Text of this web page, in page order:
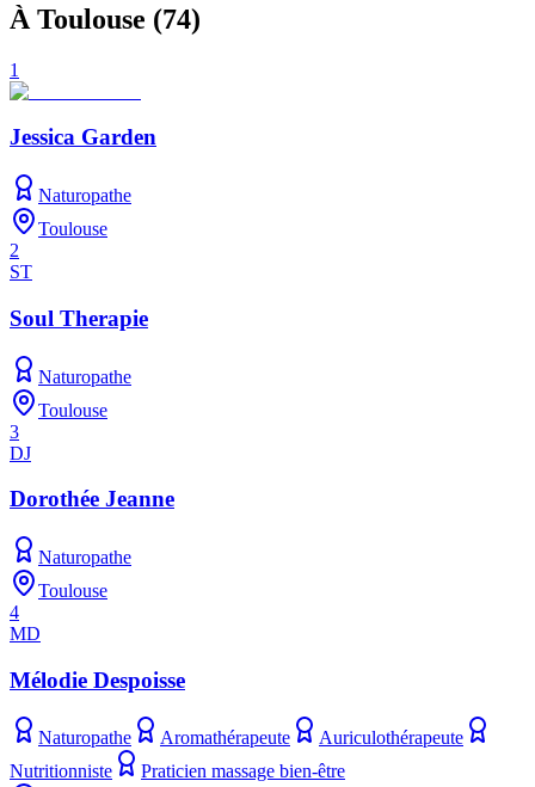
À Toulouse (74)
1
Jessica Garden
Naturopathe
Toulouse
2
ST
Soul Therapie
Naturopathe
Toulouse
3
DJ
Dorothée Jeanne
Naturopathe
Toulouse
4
MD
Mélodie Despoisse
Naturopathe Aromathérapeute
Auriculothérapeute
Nutritionniste
Praticien massage bien-être